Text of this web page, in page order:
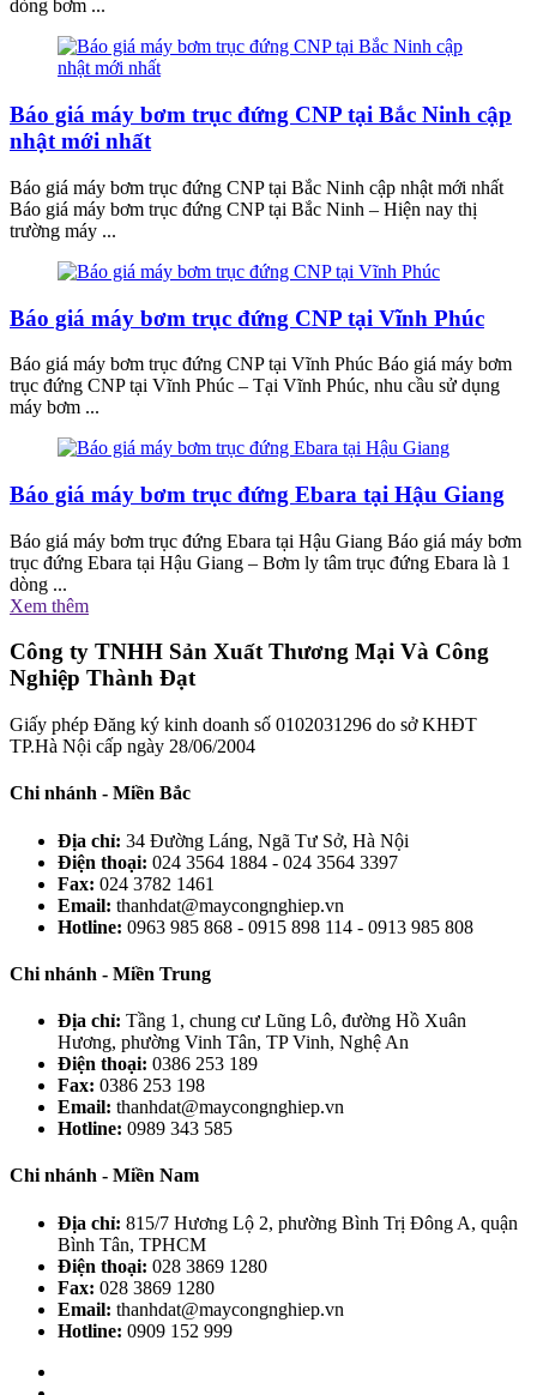
dòng bơm ...
Báo giá máy bơm trục đứng CNP tại Bắc Ninh cập
nhật mới nhất
Báo giá máy bơm trục đứng CNP tại Bắc Ninh cập nhật mới nhất
Báo giá máy bơm trục đứng CNP tại Bắc Ninh – Hiện nay thị
trường máy ...
Báo giá máy bơm trục đứng CNP tại Vĩnh Phúc
Báo giá máy bơm trục đứng CNP tại Vĩnh Phúc Báo giá máy bơm
trục đứng CNP tại Vĩnh Phúc – Tại Vĩnh Phúc, nhu cầu sử dụng
máy bơm ...
Báo giá máy bơm trục đứng Ebara tại Hậu Giang
Báo giá máy bơm trục đứng Ebara tại Hậu Giang Báo giá máy bơm
trục đứng Ebara tại Hậu Giang – Bơm ly tâm trục đứng Ebara là 1
dòng ...
Xem thêm
Công ty TNHH Sản Xuất Thương Mại Và Công
Nghiệp Thành Đạt
Giấy phép Đăng ký kinh doanh số 0102031296 do sở KHĐT
TP.Hà Nội cấp ngày 28/06/2004
Chi nhánh - Miền Bắc
Địa chỉ: 34 Đường Láng, Ngã Tư Sở, Hà Nội
Điện thoại: 024 3564 1884 - 024 3564 3397
Fax: 024 3782 1461
Email: thanhdat@maycongnghiep.vn
Hotline: 0963 985 868 - 0915 898 114 - 0913 985 808
Chi nhánh - Miền Trung
Địa chỉ: Tầng 1, chung cư Lũng Lô, đường Hồ Xuân
Hương, phường Vinh Tân, TP Vinh, Nghệ An
Điện thoại: 0386 253 189
Fax: 0386 253 198
Email: thanhdat@maycongnghiep.vn
Hotline: 0989 343 585
Chi nhánh - Miền Nam
Địa chỉ: 815/7 Hương Lộ 2, phường Bình Trị Đông A, quận
Bình Tân, TPHCM
Điện thoại: 028 3869 1280
Fax: 028 3869 1280
Email: thanhdat@maycongnghiep.vn
Hotline: 0909 152 999